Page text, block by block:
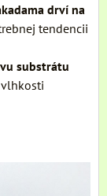
drví na
tendencii
substrátu